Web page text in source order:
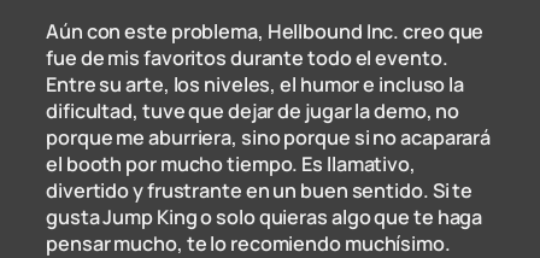
Aún con este problema, Hellbound Inc. creo que
fue de mis favoritos durante todo el evento.
Entre su arte, los niveles, el humor e incluso la
dificultad, tuve que dejar de jugar la demo, no
porque me aburriera, sino porque si no acaparará
el booth por mucho tiempo. Es llamativo,
divertido y frustrante en un buen sentido. Si te
gusta Jump King o solo quieras algo que te haga
pensar mucho, te lo recomiendo muchísimo.